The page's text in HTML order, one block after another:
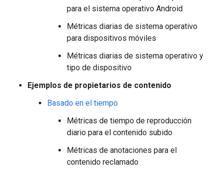
para el sistema operativo Android
Métricas diarias de sistema operativo
para dispositivos móviles
Métricas diarias de sistema operativo y
tipo de dispositivo
Ejemplos de propietarios de contenido
Basado en el tiempo
Métricas de tiempo de reproducción
diario para el contenido subido
Métricas de anotaciones para el
contenido reclamado